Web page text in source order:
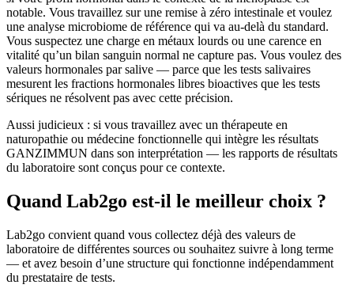
notable. Vous travaillez sur une remise à zéro intestinale et voulez
une analyse microbiome de référence qui va au-delà du standard.
Vous suspectez une charge en métaux lourds ou une carence en
vitalité qu’un bilan sanguin normal ne capture pas. Vous voulez des
valeurs hormonales par salive — parce que les tests salivaires
mesurent les fractions hormonales libres bioactives que les tests
sériques ne résolvent pas avec cette précision.
Aussi judicieux : si vous travaillez avec un thérapeute en
naturopathie ou médecine fonctionnelle qui intègre les résultats
GANZIMMUN dans son interprétation — les rapports de résultats
du laboratoire sont conçus pour ce contexte.
Quand Lab2go est-il le meilleur choix ?
Lab2go convient quand vous collectez déjà des valeurs de
laboratoire de différentes sources ou souhaitez suivre à long terme
— et avez besoin d’une structure qui fonctionne indépendamment
du prestataire de tests.